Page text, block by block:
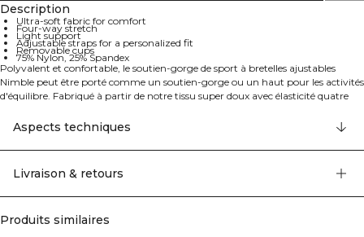
Description
Ultra-soft fabric for comfort
Four-way stretch
Light support
Adjustable straps for a personalized fit
Removable cups
75% Nylon, 25% Spandex
Polyvalent et confortable, le soutien-gorge de sport à bretelles ajustables
Nimble peut être porté comme un soutien-gorge ou un haut pour les activités
d'équilibre. Fabriqué à partir de notre tissu super doux avec élasticité quatre
ajustables et les bonnets amovibles vous permettent de personnaliser votre
couverture. Tissu ultra-doux pour un confort toute la journée, élasticité quatre
directions, soutien léger, bretelles ajustables pour un ajustement personnalisé,
75% Nylon, 25% Elastan
Aspects techniques
Livraison & retours
Produits similaires